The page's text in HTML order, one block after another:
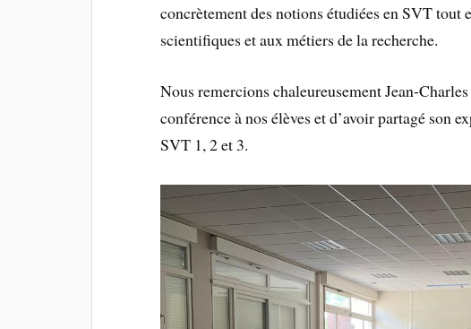
concrètement des notions étudiées en SVT tout
scientifiques et aux métiers de la recherche.
Nous remercions chaleureusement Jean-
conférence à nos élèves et d’avoir partagé son
SVT 1, 2 et 3.